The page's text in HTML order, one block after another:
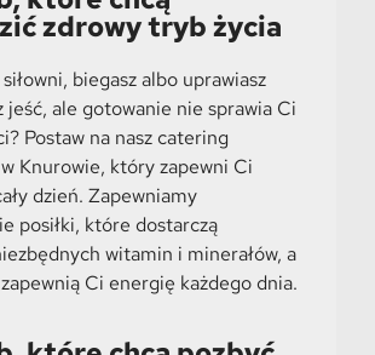
zdrowy tryb życia
biegasz albo uprawiasz
jeść, ale gotowanie nie sprawia Ci
Postaw na nasz catering
Knurowie, który zapewni Ci
dzień. Zapewniamy
posiłki, które dostarczą
witamin i minerałów, a
Ci energię każdego dnia.